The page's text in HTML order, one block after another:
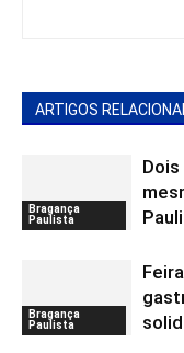
ARTIGOS
Bragança
Paulista
Bragança
Paulista